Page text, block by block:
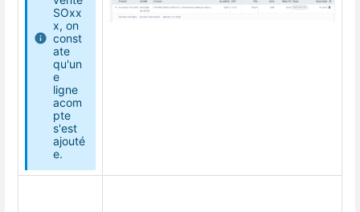
SOxx
x, on
const
ate
qu'un
e
ligne
acom
pte
s'est
ajouté
e.